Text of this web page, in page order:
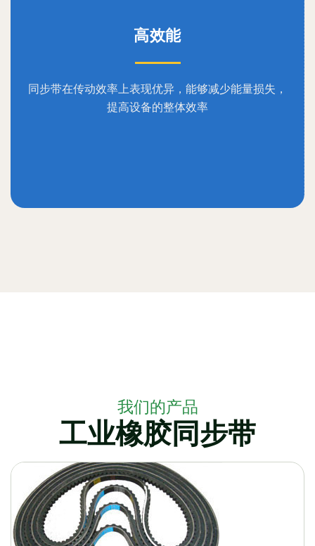
高效能
同步带在传动效率上表现优异，能够减少能量损失，
提高设备的整体效率
我们的产品
工业橡胶同步带